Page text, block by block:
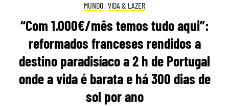
MUNDO, VIDA & LAZER
“Com 1.000€/mês temos tudo aqui”:
reformados franceses rendidos a
destino paradisíaco a 2 h de Portugal
onde a vida é barata e há 300 dias de
sol por ano